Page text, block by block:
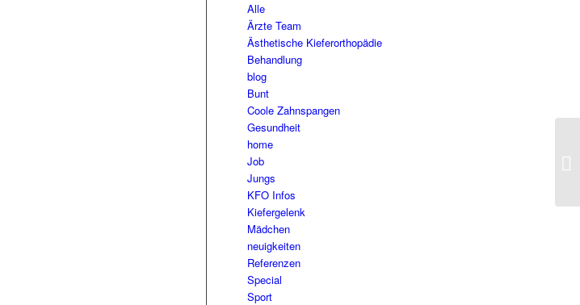
Alle
Ärzte Team
Ästhetische Kieferorthopädie
Behandlung
blog
Bunt
Coole Zahnspangen
Gesundheit
home
Job
Jungs
KFO Infos
Kiefergelenk
Mädchen
neuigkeiten
Referenzen
Special
Sport